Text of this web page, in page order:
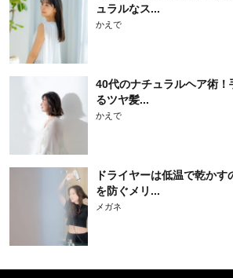
ュラルなス...
かえで
40代のナチュラルヘア術！
るツヤ髪...
かえで
ドライヤーは低温で乾か
を防ぐメリ...
メガネ